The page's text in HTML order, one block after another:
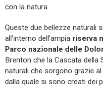
con la natura.
Queste due bellezze naturali
all’interno dell’ampia riserva
Parco nazionale delle
Brenton che la Cascata della
naturali che sorgono grazie
dalla quale si sono creati dei